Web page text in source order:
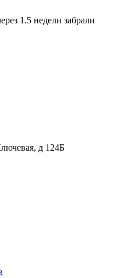
1.5 недели забрали
д 124Б